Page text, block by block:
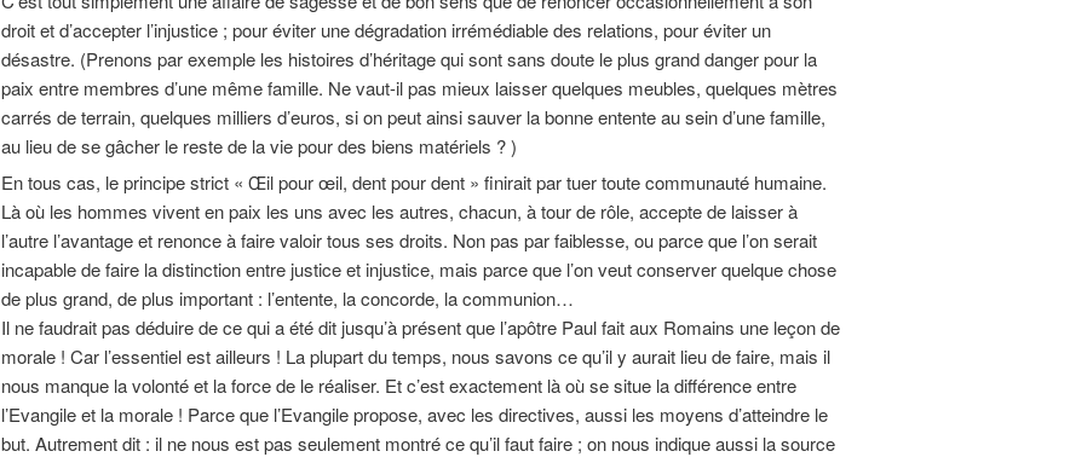
droit et d’accepter l’injustice ; pour éviter une dégradation irrémédiable des relations, pour éviter un
désastre. (Prenons par exemple les histoires d’héritage qui sont sans doute le plus grand danger pour la
paix entre membres d’une même famille. Ne vaut-il pas mieux laisser quelques meubles, quelques mètres
carrés de terrain, quelques milliers d’euros, si on peut ainsi sauver la bonne entente au sein d’une famille,
au lieu de se gâcher le reste de la vie pour des biens matériels ? )
En tous cas, le principe strict « Œil pour œil, dent pour dent » finirait par tuer toute communauté humaine.
Là où les hommes vivent en paix les uns avec les autres, chacun, à tour de rôle, accepte de laisser à
l’autre l’avantage et renonce à faire valoir tous ses droits. Non pas par faiblesse, ou parce que l’on serait
incapable de faire la distinction entre justice et injustice, mais parce que l’on veut conserver quelque chose
de plus grand, de plus important : l’entente, la concorde, la communion…
Il ne faudrait pas déduire de ce qui a été dit jusqu’à présent que l’apôtre Paul fait aux Romains une leçon de
morale ! Car l’essentiel est ailleurs ! La plupart du temps, nous savons ce qu’il y aurait lieu de faire, mais il
nous manque la volonté et la force de le réaliser. Et c’est exactement là où se situe la différence entre
l’Evangile et la morale ! Parce que l’Evangile propose, avec les directives, aussi les moyens d’atteindre le
but. Autrement dit : il ne nous est pas seulement montré ce qu’il faut faire ; on nous indique aussi la source